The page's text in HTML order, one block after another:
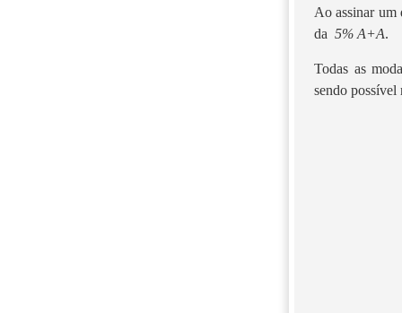
Ao assinar um
da 5% A+A.
Todas as
sendo possível